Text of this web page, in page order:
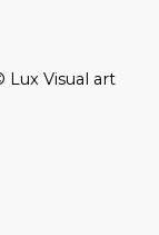
Lux Visual art